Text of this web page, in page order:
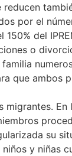
por el
150% del
o
que ambos
migrantes.
su
y niñas